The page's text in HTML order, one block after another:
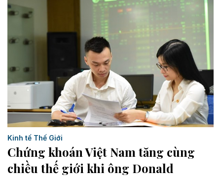
Kinh tế Thế Giới
Chứng khoán Việt Nam tăng cùng
chiều thế giới khi ông Donald